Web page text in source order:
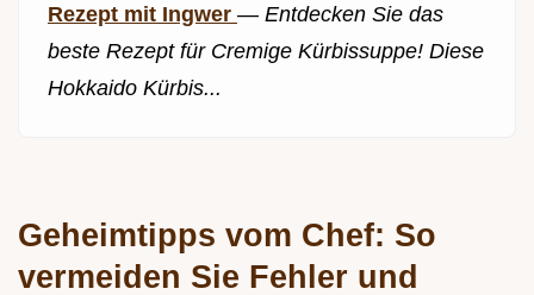
Rezept mit Ingwer — Entdecken Sie das
beste Rezept für Cremige Kürbissuppe! Diese
Hokkaido Kürbis...
Geheimtipps vom Chef: So
vermeiden Sie Fehler und